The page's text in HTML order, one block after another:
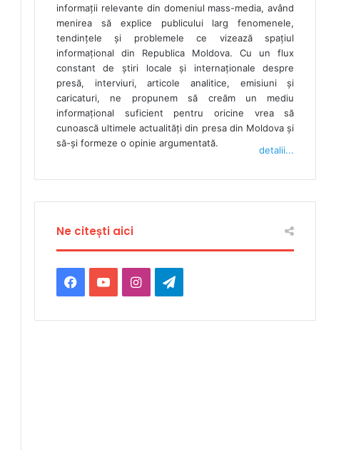
informații relevante din domeniul mass-media, având
menirea să explice publicului larg fenomenele,
tendințele și problemele ce vizează spațiul
informațional din Republica Moldova. Cu un flux
constant de ştiri locale şi internaţionale despre
presă, interviuri, articole analitice, emisiuni și
caricaturi, ne propunem să creăm un mediu
informaţional suficient pentru oricine vrea să
cunoască ultimele actualităţi din presa din Moldova şi
să-şi formeze o opinie argumentată.
detalii...
Ne citești aici
F
Y
I
T